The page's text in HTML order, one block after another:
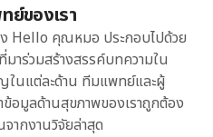
ย์ของเรา
Hello คุณหมอ ประกอบไปด้วย
าร่วมสร้างสรรค์บทความใน
ญในแต่ละด้าน ทีมแพทย์และผู้
ข้อมูลด้านสุขภาพของเราถูกต้อง
ากงานวิจัยล่าสุด